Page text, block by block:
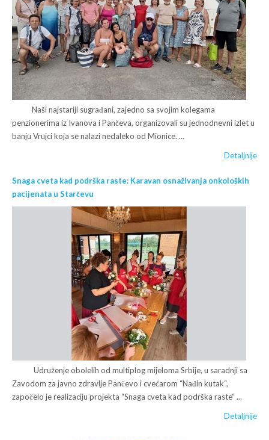
Naši najstariji sugrađani, zajedno sa svojim kolegama
penzionerima iz Ivanova i Pančeva, organizovali su jednodnevni izlet u
banju Vrujci koja se nalazi nedaleko od Mionice. ...
Detaljnije
Snaga cveta kad podrška raste: Karavan osnaživanja onkoloških
pacijenata u Starčevu
Udruženje obolelih od multiplog mijeloma Srbije, u saradnji sa
Zavodom za javno zdravlje Pančevo i cvećarom “Nađin kutak“,
započelo je realizaciju projekta “Snaga cveta kad podrška raste“ ...
Detaljnije